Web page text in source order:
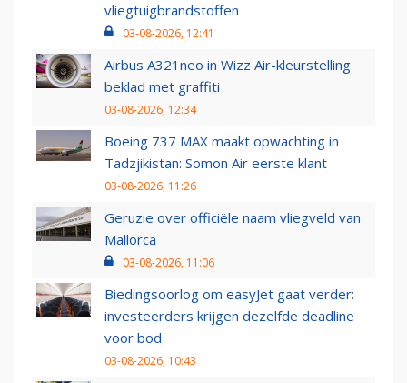
vliegtuigbrandstoffen
03-08-2026, 12:41
Airbus A321neo in Wizz Air-kleurstelling
beklad met graffiti
03-08-2026, 12:34
Boeing 737 MAX maakt opwachting in
Tadzjikistan: Somon Air eerste klant
03-08-2026, 11:26
Geruzie over officiële naam vliegveld van
Mallorca
03-08-2026, 11:06
Biedingsoorlog om easyJet gaat verder:
investeerders krijgen dezelfde deadline
voor bod
03-08-2026, 10:43